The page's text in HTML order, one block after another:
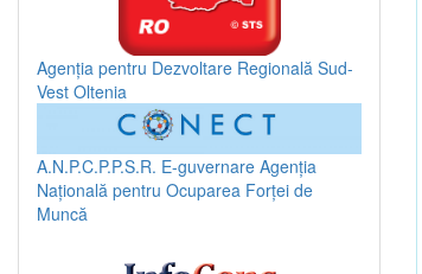
Agenția pentru Dezvoltare Regională Sud-
Vest Oltenia
A.N.P.C.P.P.S.R. E-guvernare Agenția
Națională pentru Ocuparea Forței de
Muncă